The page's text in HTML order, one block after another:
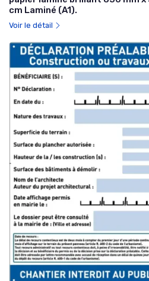
cm Laminé (A1).
Voir le détail